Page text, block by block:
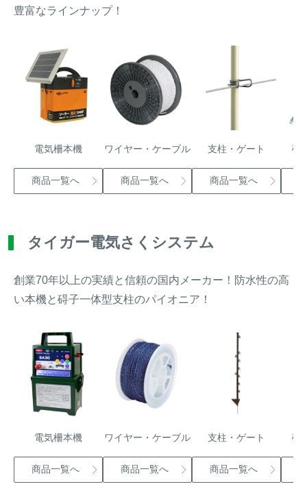
豊富なラインナップ！
電気柵本機
商品一覧へ
ワイヤー・ケーブル
商品一覧へ
支柱・ゲート
商品一覧へ
碍
タイガー電気さくシステム
創業70年以上の実績と信頼の国内メーカー！防水性の高
い本機と碍子一体型支柱のパイオニア！
電気柵本機
商品一覧へ
ワイヤー・ケーブル
商品一覧へ
支柱・ゲート
商品一覧へ
碍
イノシシ対策
シカ対策
アライグマ対策
クマ対策
アナグマ対策
タイワンリス対策
イタチ・テン・
マングース対策
ヌートリア対策
ネズミ・モグラ対策
ブラックバス・
閉じる